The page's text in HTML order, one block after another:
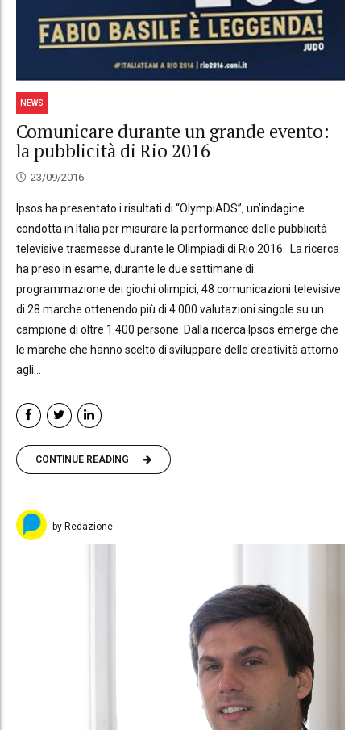
NEWS
Comunicare durante un grande evento:
la pubblicità di Rio 2016
23/09/2016
Ipsos ha presentato i risultati di “OlympiADS”, un’indagine
condotta in Italia per misurare la performance delle pubblicità
televisive trasmesse durante le Olimpiadi di Rio 2016. La ricerca
ha preso in esame, durante le due settimane di
programmazione dei giochi olimpici, 48 comunicazioni televisive
di 28 marche ottenendo più di 4.000 valutazioni singole su un
campione di oltre 1.400 persone. Dalla ricerca Ipsos emerge che
le marche che hanno scelto di sviluppare delle creatività attorno
agli...
CONTINUE READING
by Redazione